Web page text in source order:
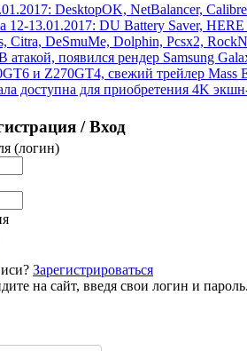
DesktopOK, NetBalancer,
13.01.2017: DU Battery Saver,
Citra, DeSmuMe, Dolphin, Pcsx2,
появился рендер Samsung
и Z270GT4, свежий трейлер
доступна для приобретения 4K
/ Вход
(логин)
Зарегистрироваться
на сайт, введя свои логин и пароль.